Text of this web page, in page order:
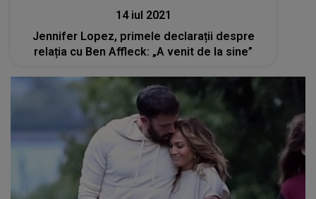
14 iul 2021
Jennifer Lopez, primele declarații despre
relația cu Ben Affleck: „A venit de la sine”